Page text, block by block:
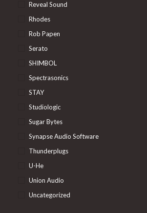
Reveal Sound
Rhodes
Rob Papen
Serato
SHIMBOL
Spectrasonics
STAY
Studiologic
Sugar Bytes
Synapse Audio Software
Thunderplugs
U-He
Union Audio
Uncategorized